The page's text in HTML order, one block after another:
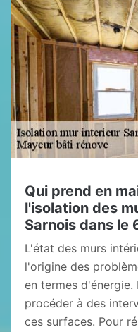
Qui prend en
l'isolation des
Sarnois dans le
L'état des murs
l'origine des
en termes
procéder à des
ces surfaces. Pour